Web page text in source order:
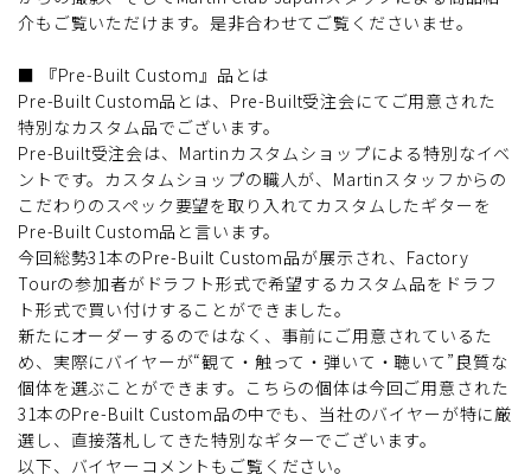
介もご覧いただけます。是非合わせてご覧くださいませ。
■ 『Pre-Built Custom』品とは
Pre-Built Custom品とは、Pre-Built受注会にてご用意された
特別なカスタム品でございます。
Pre-Built受注会は、Martinカスタムショップによる特別なイベ
ントです。カスタムショップの職人が、Martinスタッフからの
こだわりのスペック要望を取り入れてカスタムしたギターを
Pre-Built Custom品と言います。
今回総勢31本のPre-Built Custom品が展示され、Factory
Tourの参加者がドラフト形式で希望するカスタム品をドラフ
ト形式で買い付けすることができました。
新たにオーダーするのではなく、事前にご用意されているた
め、実際にバイヤーが“観て・触って・弾いて・聴いて”良質な
個体を選ぶことができます。こちらの個体は今回ご用意された
31本のPre-Built Custom品の中でも、当社のバイヤーが特に厳
選し、直接落札してきた特別なギターでございます。
以下、バイヤーコメントもご覧ください。